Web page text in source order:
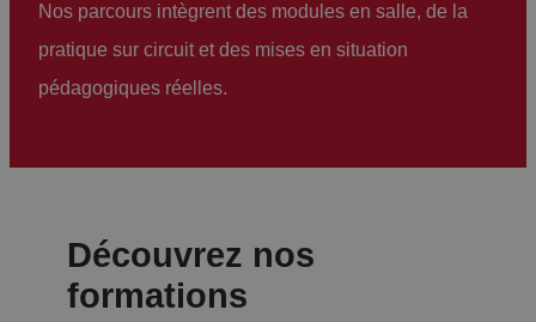
Nos parcours intègrent des modules en salle, de la
pratique sur circuit et des mises en situation
pédagogiques réelles.
Découvrez nos
formations